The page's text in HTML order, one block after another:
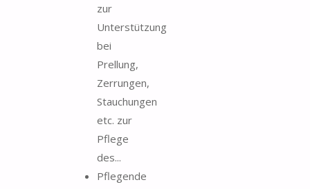
zur
Unterstützung
bei
Prellung,
Zerrungen,
Stauchungen
etc. zur
Pflege
des...
Pflegende